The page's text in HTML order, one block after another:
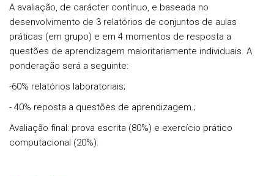
A avaliação, de carácter contínuo, e baseada no
desenvolvimento de 3 relatórios de conjuntos de aulas
práticas (em grupo) e em 4 momentos de resposta a
questões de aprendizagem maioritariamente individuais. A
ponderação será a seguinte:
-60% relatórios laboratoriais;
- 40% reposta a questões de aprendizagem.;
Avaliação final: prova escrita (80%) e exercício prático
computacional (20%).